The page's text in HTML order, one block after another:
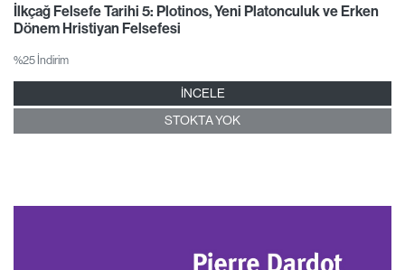
İlkçağ Felsefe Tarihi 5: Plotinos, Yeni Platonculuk ve Erken
Dönem Hristiyan Felsefesi
%25 İndirim
İNCELE
STOKTA YOK